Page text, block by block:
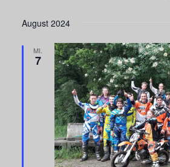
August 2024
MI.
7